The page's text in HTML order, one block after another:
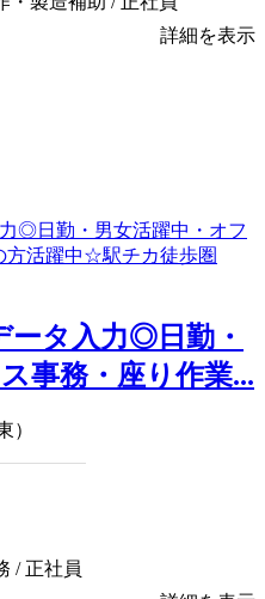
詳細を表示
ータ入力◎日勤・
事務・座り作業...
）
/ 正社員